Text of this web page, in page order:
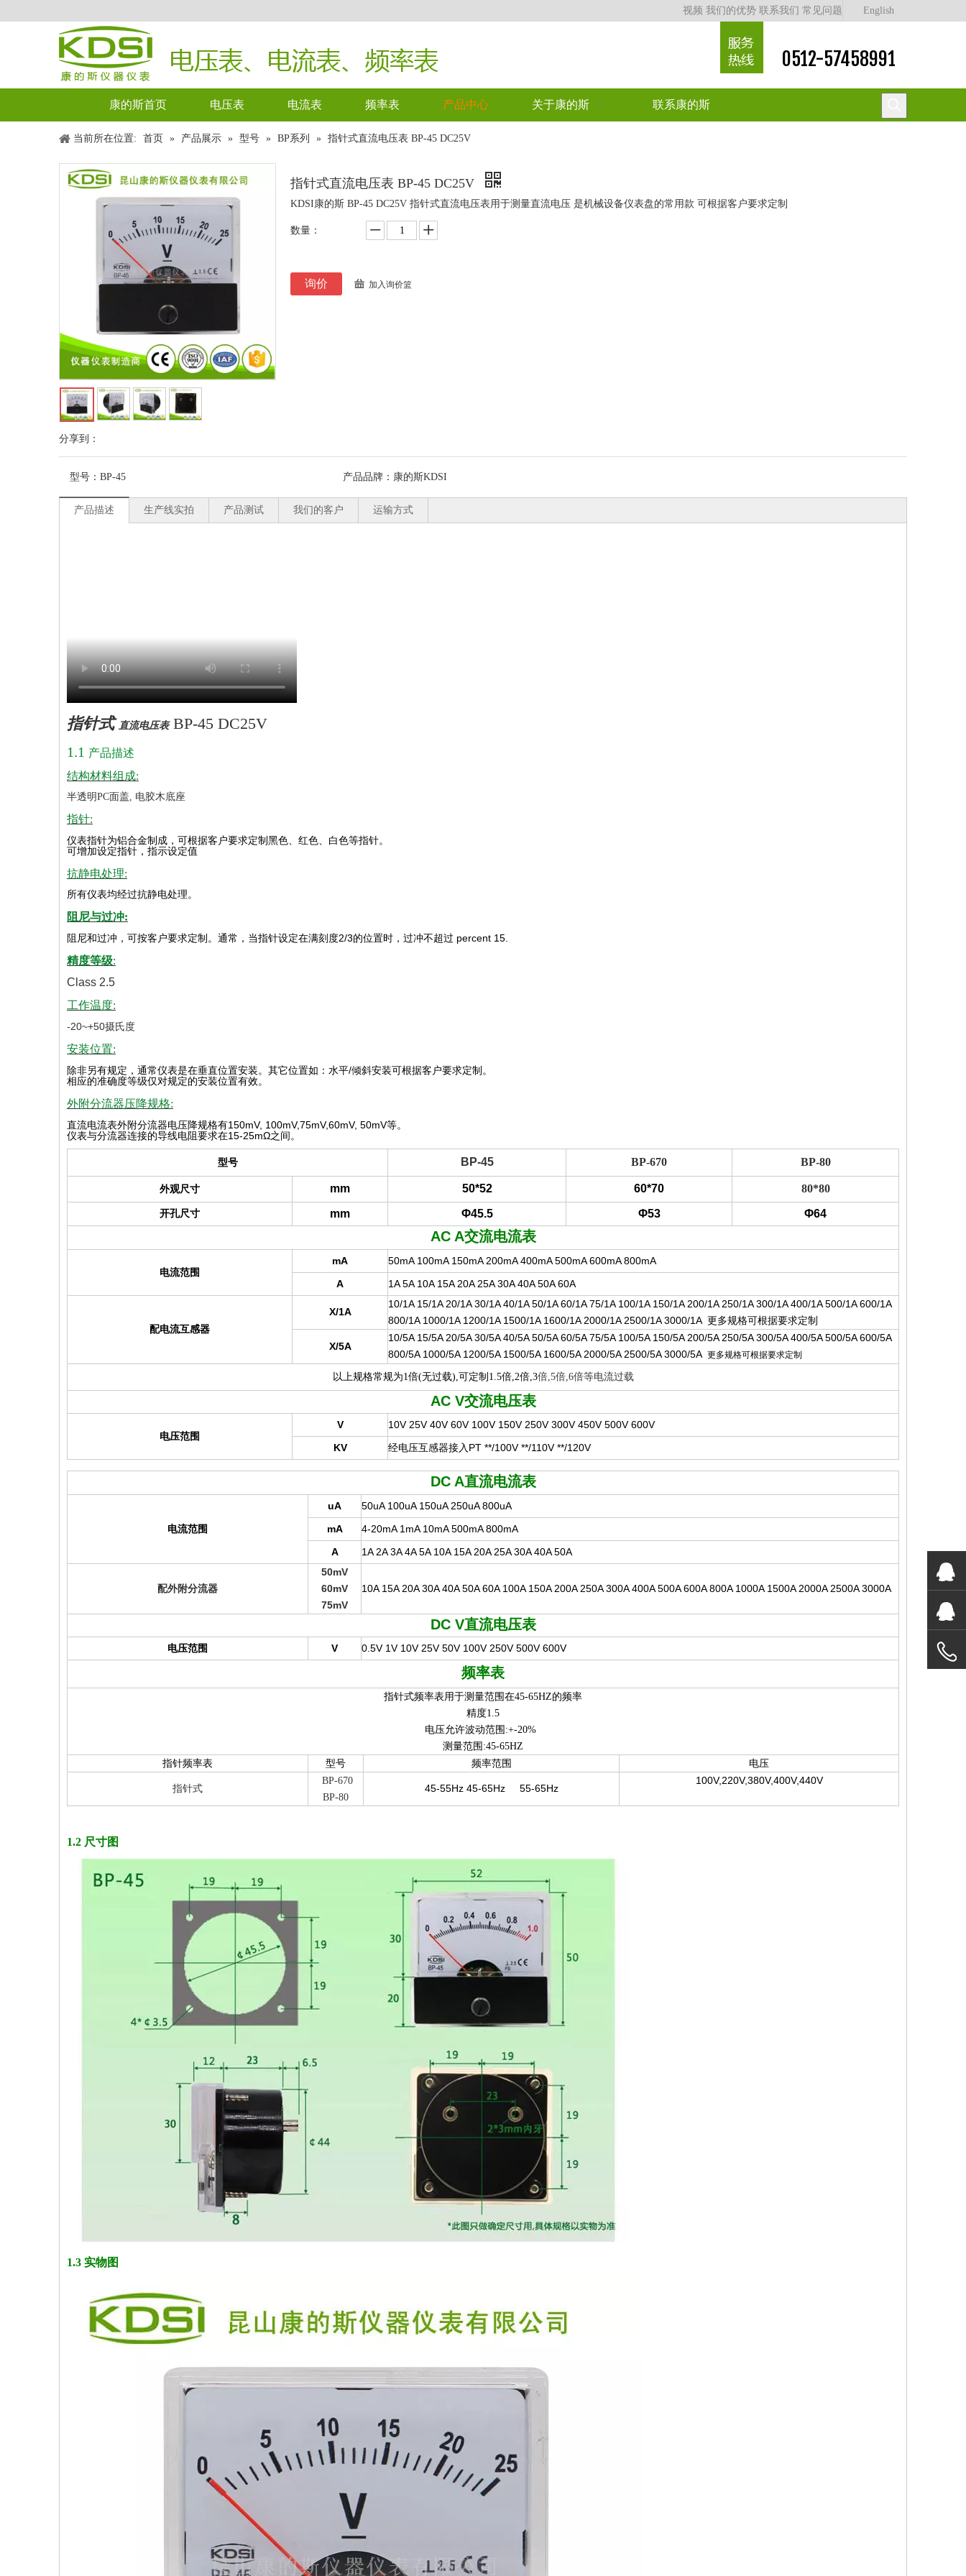
视频 我们的优势 联系我们 常见问题 English
0512-57458991
康的斯首页 电压表 电流表 频率表 产品中心 关于康的斯 联系康的斯
当前所在位置: 首页 » 产品展示 » 型号 » BP系列 » 指针式直流电压表 BP-45 DC25V
分享到：
指针式直流电压表 BP-45 DC25V
KDSI康的斯 BP-45 DC25V 指针式直流电压表用于测量直流电压 是机械设备仪表盘的常用款 可根据客户要求定制
数量：
询价 加入询价篮
型号： BP-45 产品品牌： 康的斯KDSI
产品描述 生产线实拍 产品测试 我们的客户 运输方式
指针式 直流电压表 BP-45 DC25V
1.1 产品描述
结构材料组成:
半透明PC面盖, 电胶木底座
指针:
仪表指针为铝合金制成，可根据客户要求定制黑色、红色、白色等指针。
可增加设定指针，指示设定值
抗静电处理:
所有仪表均经过抗静电处理。
阻尼与过冲:
阻尼和过冲，可按客户要求定制。通常，当指针设定在满刻度2/3的位置时，过冲不超过 percent 15.
精度等级:
Class 2.5
工作温度:
-20~+50摄氏度
安装位置:
除非另有规定，通常仪表是在垂直位置安装。其它位置如：水平/倾斜安装可根据客户要求定制。
相应的准确度等级仅对规定的安装位置有效。
外附分流器压降规格:
直流电流表外附分流器电压降规格有150mV, 100mV,75mV,60mV, 50mV等。
仪表与分流器连接的导线电阻要求在15-25mΩ之间。
型号 BP-45 BP-670 BP-80
外观尺寸 mm 50*52 60*70 80*80
开孔尺寸 mm Φ45.5 Φ53 Φ64
AC A交流电流表
电流范围
mA
50mA 100mA 150mA 200mA 400mA 500mA 600mA 800mA
A
1A 5A 10A 15A 20A 25A 30A 40A 50A 60A
配电流互感器
X/1A
10/1A 15/1A 20/1A 30/1A 40/1A 50/1A 60/1A 75/1A 100/1A 150/1A 200/1A 250/1A 300/1A 400/1A 500/1A 600/1A
800/1A 1000/1A 1200/1A 1500/1A 1600/1A 2000/1A 2500/1A 3000/1A 更多规格可根据要求定制
X/5A
10/5A 15/5A 20/5A 30/5A 40/5A 50/5A 60/5A 75/5A 100/5A 150/5A 200/5A 250/5A 300/5A 400/5A 500/5A 600/5A
800/5A 1000/5A 1200/5A 1500/5A 1600/5A 2000/5A 2500/5A 3000/5A 更多规格可根据要求定制
以上规格常规为1倍(无过载),可定制1.5倍,2倍,3倍,5倍,6倍等电流过载
AC V交流电压表
电压范围
V
10V 25V 40V 60V 100V 150V 250V 300V 450V 500V 600V
KV
经电压互感器接入PT **/100V **/110V **/120V
DC A直流电流表
电流范围
uA
50uA 100uA 150uA 250uA 800uA
mA
4-20mA 1mA 10mA 500mA 800mA
A
1A 2A 3A 4A 5A 10A 15A 20A 25A 30A 40A 50A
配外附分流器
50mV
60mV
75mV
10A 15A 20A 30A 40A 50A 60A 100A 150A 200A 250A 300A 400A 500A 600A 800A 1000A 1500A 2000A 2500A 3000A
DC V直流电压表
电压范围 V 0.5V 1V 10V 25V 50V 100V 250V 500V 600V
频率表
指针式频率表用于测量范围在45-65HZ的频率
精度1.5
电压允许波动范围:+-20%
测量范围:45-65HZ
指针频率表 型号 频率范围 电压
指针式
BP-670
BP-80
45-55Hz 45-65Hz 55-65Hz
100V,220V,380V,400V,440V
1.2 尺寸图
1.3 实物图